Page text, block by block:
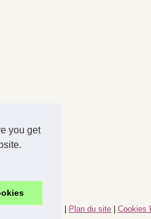
you get
Plan du site Cookies